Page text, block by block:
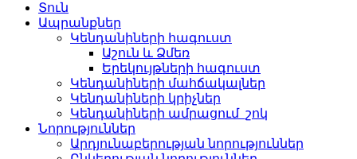
Տուն
Ապրանքներ
Կենդանիների հագուստ
Աշուն և Ձմեռ
Երեկույթների հագուստ
Կենդանիների մահճակալներ
Կենդանիների կրիչներ
Կենդանիների ամրացում_շոկ
Նորություններ
Արդյունաբերության նորություններ